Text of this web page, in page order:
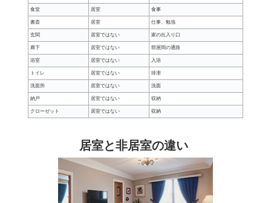
食堂 居室 食事
書斎 居室 仕事、勉強
玄関 居室ではない 家の出入り口
廊下 居室ではない 部屋間の通路
浴室 居室ではない 入浴
トイレ 居室ではない 排泄
洗面所 居室ではない 洗面
納戸 居室ではない 収納
クローゼット 居室ではない 収納
居室と非居室の違い